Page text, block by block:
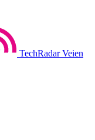
TechRadar Veien